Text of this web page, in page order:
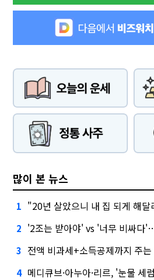
많이 본 뉴스
1 "20년 살았으니 내 집 되게 해달
2 '2조는 받아야' vs '너무 비싸다
3 전액 비과세+소득공제까지 주
4 메디큐브·아누아·리르, '눈물 세